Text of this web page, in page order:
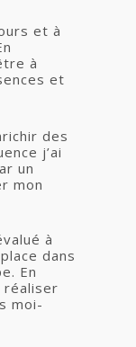
et à
à
et
des
j’ai
un
mon
à
dans
En
réaliser
moi-